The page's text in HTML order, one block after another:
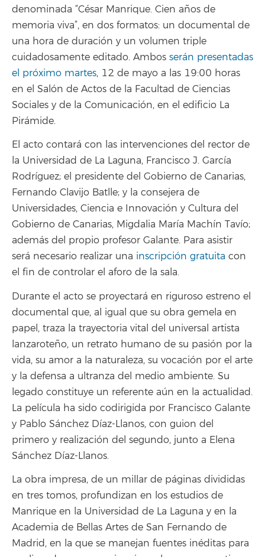
denominada “César Manrique. Cien años de
memoria viva”, en dos formatos: un documental de
una hora de duración y un volumen triple
cuidadosamente editado. Ambos serán presentadas
el próximo martes, 12 de mayo a las 19:00 horas
en el Salón de Actos de la Facultad de Ciencias
Sociales y de la Comunicación, en el edificio La
Pirámide.
El acto contará con las intervenciones del rector de
la Universidad de La Laguna, Francisco J. García
Rodríguez; el presidente del Gobierno de Canarias,
Fernando Clavijo Batlle; y la consejera de
Universidades, Ciencia e Innovación y Cultura del
Gobierno de Canarias, Migdalia María Machín Tavío;
además del propio profesor Galante. Para asistir
será necesario realizar una inscripción gratuita con
el fin de controlar el aforo de la sala.
Durante el acto se proyectará en riguroso estreno el
documental que, al igual que su obra gemela en
papel, traza la trayectoria vital del universal artista
lanzaroteño, un retrato humano de su pasión por la
vida, su amor a la naturaleza, su vocación por el arte
y la defensa a ultranza del medio ambiente. Su
legado constituye un referente aún en la actualidad.
La película ha sido codirigida por Francisco Galante
y Pablo Sánchez Díaz-Llanos, con guion del
primero y realización del segundo, junto a Elena
Sánchez Díaz-Llanos.
La obra impresa, de un millar de páginas divididas
en tres tomos, profundizan en los estudios de
Manrique en la Universidad de La Laguna y en la
Academia de Bellas Artes de San Fernando de
Madrid, en la que se manejan fuentes inéditas para